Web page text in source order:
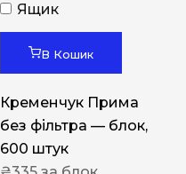
Ящик
В Кошик
Кременчук Прима
без фільтра — блок,
600 штук